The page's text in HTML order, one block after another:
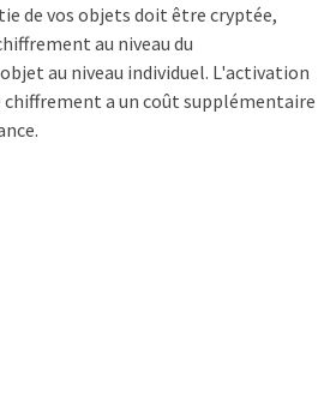
de vos objets doit être cryptée,
au niveau du
au niveau individuel. L'activation
chiffrement a un coût supplémentaire